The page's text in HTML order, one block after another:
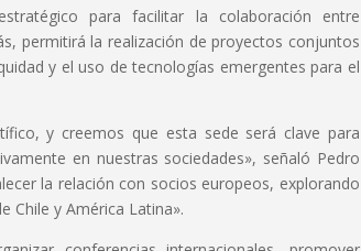
para facilitar la colaboración entre
permitirá la realización de proyectos conjuntos
y el uso de tecnologías emergentes para el
y creemos que esta sede será clave para
en nuestras sociedades», señaló Pedro
la relación con socios europeos, explorando
Chile y América Latina».